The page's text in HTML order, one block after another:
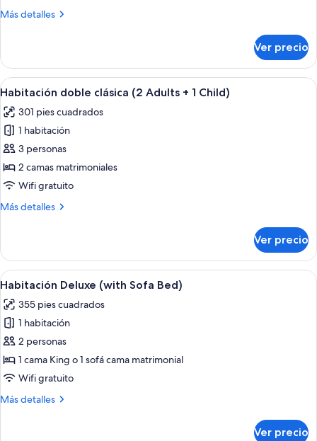
(3
Más detalles
Más
doble
clásica
(3
Ver precio
Abrir
todas
las
fotos
de
Habitación
doble
(2
Child)
Una habitación de hotel moderna
6
Habitación doble clásica (2 Adults + 1 Child)
301 pies cuadrados
1 habitación
3 personas
2 camas matrimoniales
Wifi gratuito
Más detalles
Más
doble
clásica
(2
+
Child)
Ver precio
Abrir
todas
las
fotos
de
Habitación
Deluxe
Sofa
Habitación de hotel con cama,
6
Habitación Deluxe (with Sofa Bed)
355 pies cuadrados
1 habitación
2 personas
1 cama King o 1 sofá cama matrimonial
Wifi gratuito
Más detalles
Más
Ver precio